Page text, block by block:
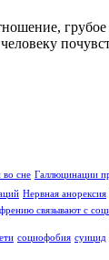
во сне Галлюцинации
Нервная анорексия
связывают с
социофобия суицид